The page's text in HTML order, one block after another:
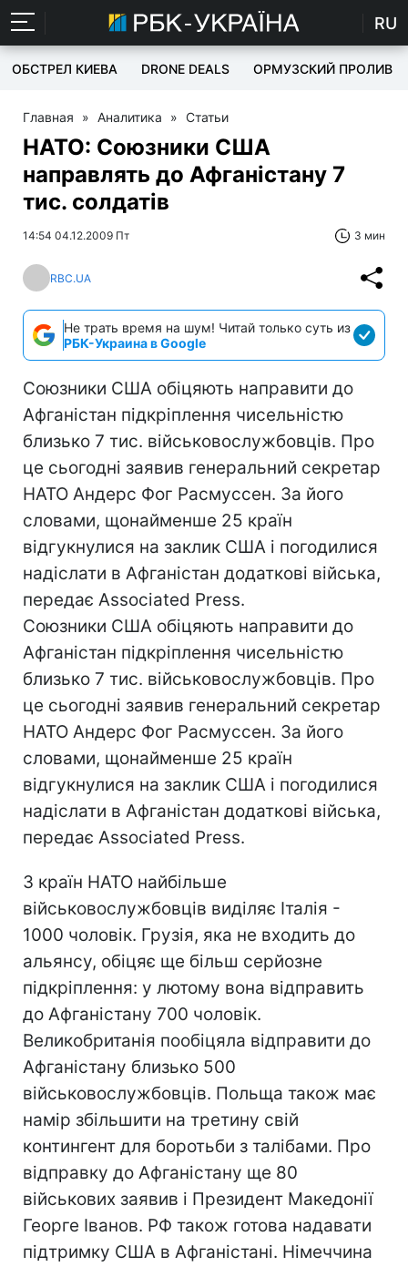
RU
ОБСТРЕЛ КИЕВА DRONE DEALS ОРМУЗСКИЙ ПРОЛИВ
Главная » Аналитика » Статьи
НАТО: Союзники США
направлять до Афганістану 7
тис. солдатів
14:54 04.12.2009 Пт 3 мин
RBC.UA
Не трать время на шум! Читай только суть из
РБК-Украина в Google
Союзники США обіцяють направити до
Афганістан підкріплення чисельністю
близько 7 тис. військовослужбовців. Про
це сьогодні заявив генеральний секретар
НАТО Андерс Фог Расмуссен. За його
словами, щонайменше 25 країн
відгукнулися на заклик США і погодилися
надіслати в Афганістан додаткові війська,
передає Associated Press.
Союзники США обіцяють направити до
Афганістан підкріплення чисельністю
близько 7 тис. військовослужбовців. Про
це сьогодні заявив генеральний секретар
НАТО Андерс Фог Расмуссен. За його
словами, щонайменше 25 країн
відгукнулися на заклик США і погодилися
надіслати в Афганістан додаткові війська,
передає Associated Press.
З країн НАТО найбільше
військовослужбовців виділяє Італія -
1000 чоловік. Грузія, яка не входить до
альянсу, обіцяє ще більш серйозне
підкріплення: у лютому вона відправить
до Афганістану 700 чоловік.
Великобританія пообіцяла відправити до
Афганістану близько 500
військовослужбовців. Польща також має
намір збільшити на третину свій
контингент для боротьби з талібами. Про
відправку до Афганістану ще 80
військових заявив і Президент Македонії
Георге Іванов. РФ також готова надавати
підтримку США в Афганістані. Німеччина